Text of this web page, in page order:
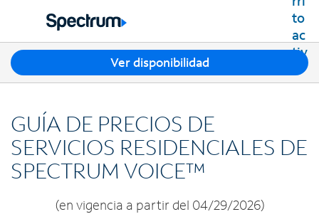
Residencial
Paquetes
Ver paquetes
Ofertas en tu área
Spectrum Internet
Planes de Internet
Spectrum WiFi
Internet Gig
TV
TV por cable de Spectrum
Planes de TV
Streaming de Spectrum
Móvil
Planes de datos móviles
Teléfono Residencial
Ver disponibilidad
r
e
s
u
e
r
e
n
GUÍA DE PRECIOS DE
SERVICIOS RESIDENCIALES DE
SPECTRUM VOICE™
(en vigencia a partir del 04/29/2026)